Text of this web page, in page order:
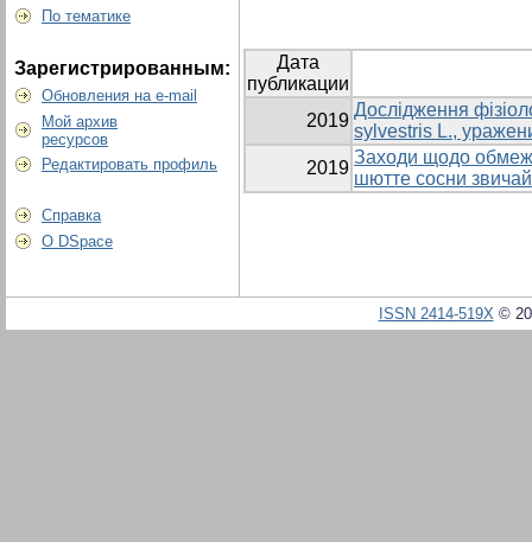
По тематике
Зарегистрированным:
Обновления на e-mail
Мой архив
ресурсов
Редактировать профиль
Справка
О DSpace
Дата
публикации
2019
Дослідження
sylvestris L.,
2019
Заходи щодо
шютте сосни
ISSN 2414-519X©